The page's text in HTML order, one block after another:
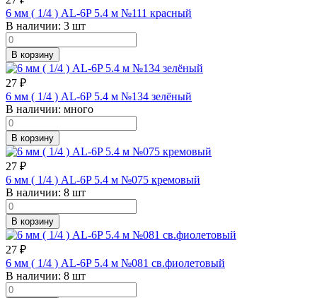
6 мм ( 1/4 ) AL-6P 5.4 м №111 красный
В наличии: 3 шт
В корзину
27 ₽
6 мм ( 1/4 ) AL-6P 5.4 м №134 зелёный
В наличии: много
В корзину
27 ₽
6 мм ( 1/4 ) AL-6P 5.4 м №075 кремовый
В наличии: 8 шт
В корзину
27 ₽
6 мм ( 1/4 ) AL-6P 5.4 м №081 св.фиолетовый
В наличии: 8 шт